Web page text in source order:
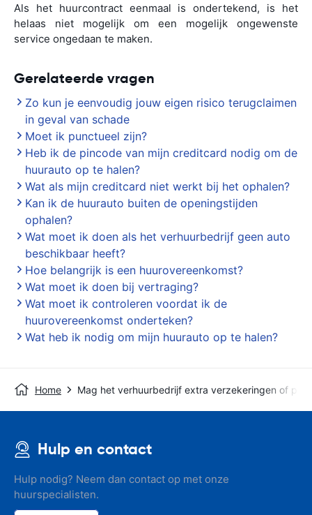
Als het huurcontract eenmaal is ondertekend, is het
helaas niet mogelijk om een mogelijk ongewenste
service ongedaan te maken.
Gerelateerde vragen
Zo kun je eenvoudig jouw eigen risico terugclaimen
in geval van schade
Moet ik punctueel zijn?
Heb ik de pincode van mijn creditcard nodig om de
huurauto op te halen?
Wat als mijn creditcard niet werkt bij het ophalen?
Kan ik de huurauto buiten de openingstijden
ophalen?
Wat moet ik doen als het verhuurbedrijf geen auto
beschikbaar heeft?
Hoe belangrijk is een huurovereenkomst?
Wat moet ik doen bij vertraging?
Wat moet ik controleren voordat ik de
huurovereenkomst onderteken?
Wat heb ik nodig om mijn huurauto op te halen?
Home Mag het verhuurbedrijf extra verzekeringen of
Hulp en contact
Hulp nodig? Neem dan contact op met onze
huurspecialisten.